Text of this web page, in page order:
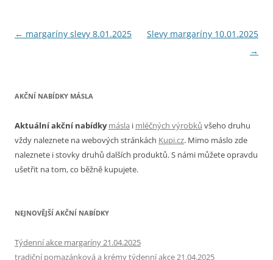
Navigace
← margaríny slevy 8.01.2025
Slevy margaríny 10.01.2025
→
AKČNÍ NABÍDKY MÁSLA
Aktuální akční nabídky másla i mléčných výrobků všeho druhu
vždy naleznete na webových stránkách Kupi.cz. Mimo máslo zde
naleznete i stovky druhů dalších produktů. S námi můžete opravdu
ušetřit na tom, co běžně kupujete.
NEJNOVĚJŠÍ AKČNÍ NABÍDKY
Týdenní akce margaríny 21.04.2025
tradiční pomazánková a krémy týdenní akce 21.04.2025